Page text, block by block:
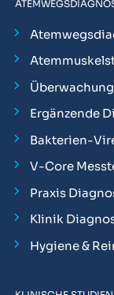
Ergänzende
Bakterien-
V-Core
Praxis
Klinik
Hygiene &